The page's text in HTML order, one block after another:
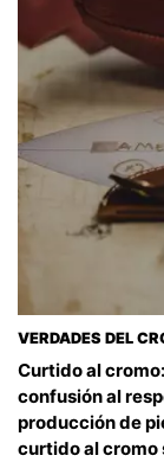
VERDADES DEL
Curtido al
confusión al
producción de
curtido al cromo